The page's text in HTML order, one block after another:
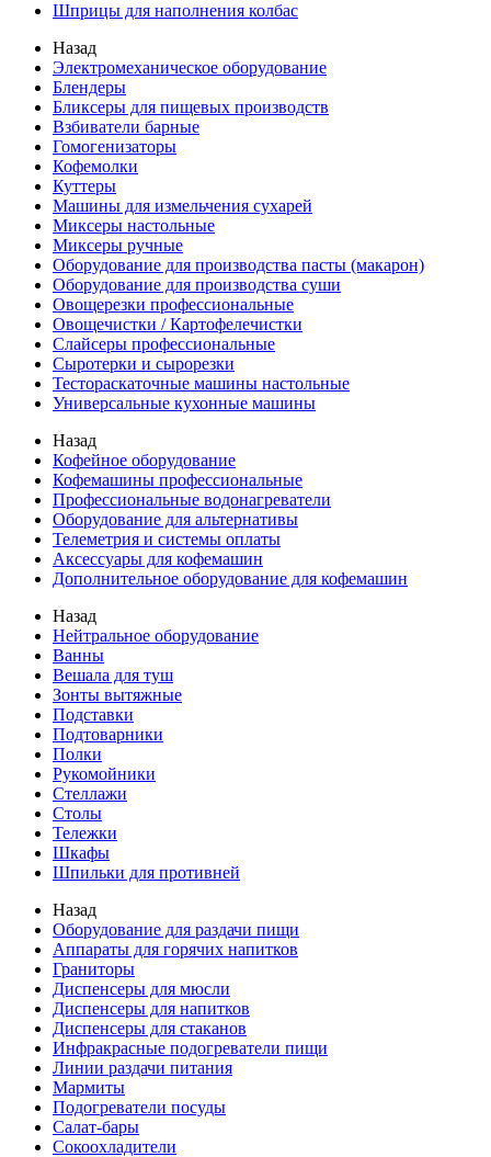
Шприцы для наполнения колбас
Назад
Электромеханическое оборудование
Блендеры
Бликсеры для пищевых производств
Взбиватели барные
Гомогенизаторы
Кофемолки
Куттеры
Машины для измельчения сухарей
Миксеры настольные
Миксеры ручные
Оборудование для производства пасты (макарон)
Оборудование для производства суши
Овощерезки профессиональные
Овощечистки / Картофелечистки
Слайсеры профессиональные
Сыротерки и сырорезки
Тестораскаточные машины настольные
Универсальные кухонные машины
Назад
Кофейное оборудование
Кофемашины профессиональные
Профессиональные водонагреватели
Оборудование для альтернативы
Телеметрия и системы оплаты
Аксессуары для кофемашин
Дополнительное оборудование для кофемашин
Назад
Нейтральное оборудование
Ванны
Вешала для туш
Зонты вытяжные
Подставки
Подтоварники
Полки
Рукомойники
Стеллажи
Столы
Тележки
Шкафы
Шпильки для противней
Назад
Оборудование для раздачи пищи
Аппараты для горячих напитков
Граниторы
Диспенсеры для мюсли
Диспенсеры для напитков
Диспенсеры для стаканов
Инфракрасные подогреватели пищи
Линии раздачи питания
Мармиты
Подогреватели посуды
Салат-бары
Сокоохладители